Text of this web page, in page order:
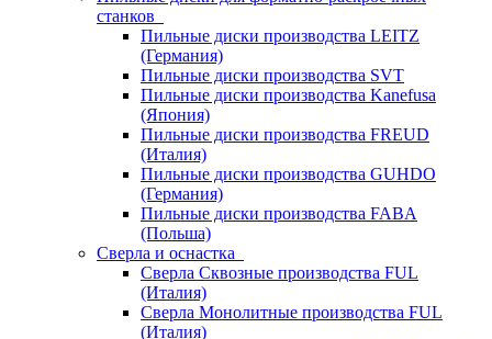
станков
Пильные диски производства LEITZ
(Германия)
Пильные диски производства SVT
Пильные диски производства Kanefusa
(Япония)
Пильные диски производства FREUD
(Италия)
Пильные диски производства GUHDO
(Германия)
Пильные диски производства FABA
(Польша)
Сверла и оснастка
Сверла Сквозные производства FUL
(Италия)
Сверла Монолитные производства FUL
(Италия)